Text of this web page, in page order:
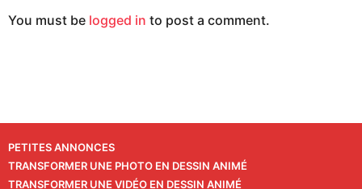
You must be logged in to post a comment.
PETITES ANNONCES
TRANSFORMER UNE PHOTO EN DESSIN ANIMÉ
TRANSFORMER UNE VIDÉO EN DESSIN ANIMÉ